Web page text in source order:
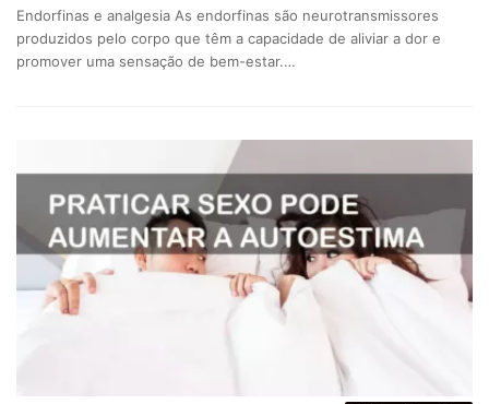
Endorfinas e analgesia As endorfinas são neurotransmissores
produzidos pelo corpo que têm a capacidade de aliviar a dor e
promover uma sensação de bem-estar.…